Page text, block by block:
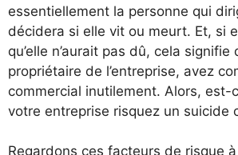
essentiellement la personne qui
décidera si elle vit ou meurt. Et, si
qu’elle n’aurait pas dû, cela signifie
propriétaire de l’entreprise, avez
commercial inutilement. Alors, est-
votre entreprise risquez un suicide
Regardons ces facteurs de risque